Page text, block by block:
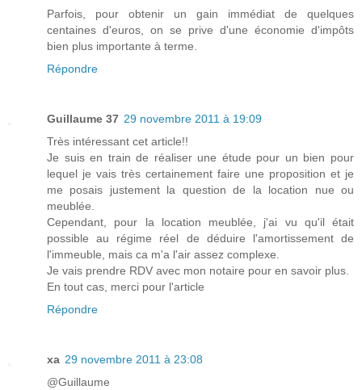
Parfois, pour obtenir un gain immédiat de quelques
centaines d'euros, on se prive d'une économie d'impôts
bien plus importante à terme.
Répondre
Guillaume 37 29 novembre 2011 à 19:09
Très intéressant cet article!!
Je suis en train de réaliser une étude pour un bien pour
lequel je vais très certainement faire une proposition et je
me posais justement la question de la location nue ou
meublée.
Cependant, pour la location meublée, j'ai vu qu'il était
possible au régime réel de déduire l'amortissement de
l'immeuble, mais ca m'a l'air assez complexe.
Je vais prendre RDV avec mon notaire pour en savoir plus.
En tout cas, merci pour l'article
Répondre
xa 29 novembre 2011 à 23:08
@Guillaume